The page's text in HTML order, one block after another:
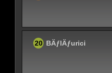
20 BÄƒlÄƒurici